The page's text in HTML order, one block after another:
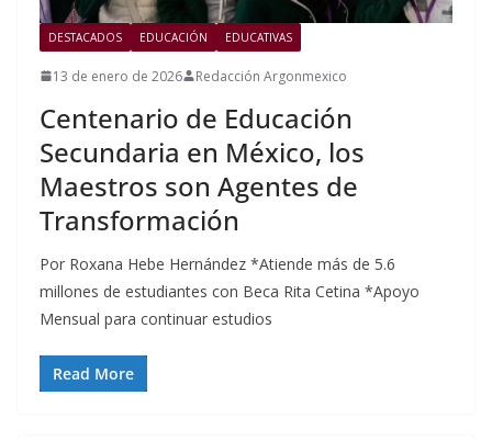
DESTACADOS EDUCACIÓN EDUCATIVAS
13 de enero de 2026 Redacción Argonmexico
Centenario de Educación
Secundaria en México, los
Maestros son Agentes de
Transformación
Por Roxana Hebe Hernández *Atiende más de 5.6
millones de estudiantes con Beca Rita Cetina *Apoyo
Mensual para continuar estudios
Read More